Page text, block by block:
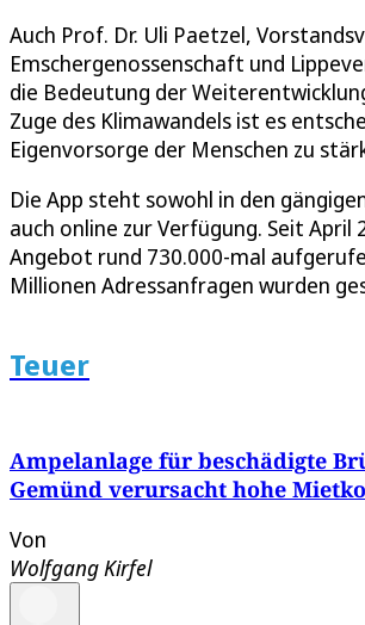
Auch Prof. Dr. Uli Paetzel,
Emschergenossenschaft und
die Bedeutung der
Zuge des Klimawandels ist es
Eigenvorsorge der Menschen zu
Die App steht sowohl in den
auch online zur Verfügung. Seit April
Angebot rund 730.000-mal
Millionen Adressanfragen wurden
Teuer
Ampelanlage für beschädigte
Gemünd verursacht hohe
Von
Wolfgang Kirfel